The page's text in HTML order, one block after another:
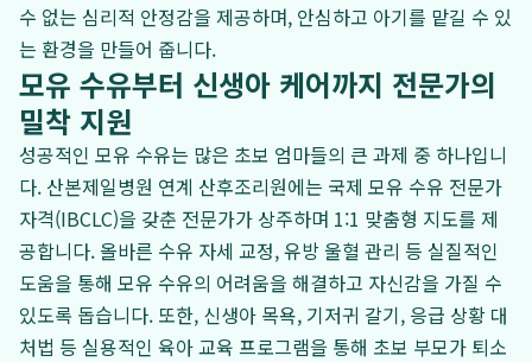
수 없는 심리적 안정감을 제공하며, 안심하고 아기를 맡길 수 있
는 환경을 만들어 줍니다.
모유 수유부터 신생아 케어까지 전문가의
밀착 지원
성공적인 모유 수유는 많은 초보 엄마들의 큰 과제 중 하나입니
다. 산본제일병원 연계 산후조리원에는 국제 모유 수유 전문가
자격(IBCLC)을 갖춘 전문가가 상주하며 1:1 맞춤형 지도를 제
공합니다. 올바른 수유 자세 교정, 유방 울혈 관리 등 실질적인
도움을 통해 모유 수유의 어려움을 해결하고 자신감을 가질 수
있도록 돕습니다. 또한, 신생아 목욕, 기저귀 갈기, 응급 상황 대
처법 등 실용적인 육아 교육 프로그램을 통해 초보 부모가 퇴소